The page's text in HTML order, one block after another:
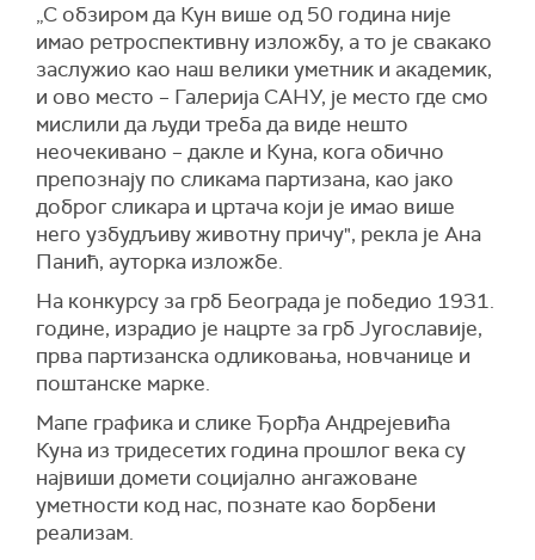
„С обзиром да Кун више од 50 година није
имао ретроспективну изложбу, а то је свакако
заслужио као наш велики уметник и академик,
и ово место – Галерија САНУ, је место где смо
мислили да људи треба да виде нешто
неочекивано – дакле и Куна, кога обично
препознају по сликама партизана, као јако
доброг сликара и цртача који је имао више
него узбудљиву животну причу", рекла је Ана
Панић, ауторка изложбе.
На конкурсу за грб Београда је победио 1931.
године, израдио је нацрте за грб Југославије,
прва партизанска одликовања, новчанице и
поштанске марке.
Мапе графика и слике Ђорђа Андрејевића
Куна из тридесетих година прошлог века су
највиши домети социјално ангажоване
уметности код нас, познате као борбени
реализам.